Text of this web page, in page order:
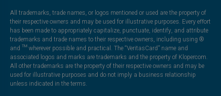
All trademarks, trade names, or logos mentioned or used are the property of
their respective owners and may be used for illustrative purposes. Every effort
has been made to appropriately capitalize, punctuate, identify, and attribute
trademarks and trade names to their respective owners, including using ®
and ™ wherever possible and practical. The “VeritasCard” name and
associated logos and marks are trademarks and the property of Klopercom.
All other trademarks are the property of their respective owners and may be
used for illustrative purposes and do not imply a business relationship
unless indicated in the terms.